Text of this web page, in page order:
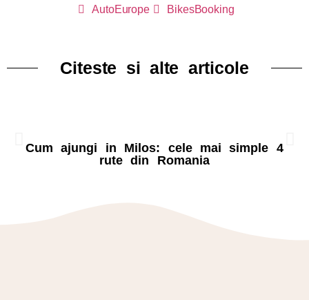
AutoEurope
BikesBooking
Citeste si alte articole
Cum ajungi in Milos: cele mai simple 4
rute din Romania